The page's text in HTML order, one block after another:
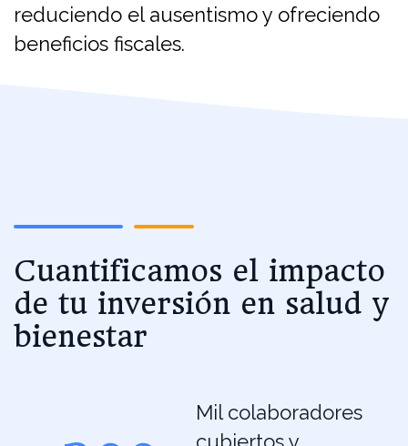
reduciendo el ausentismo y ofreciendo
beneficios fiscales.
Cuantificamos el impacto
de tu inversión en salud y
bienestar
Mil colaboradores